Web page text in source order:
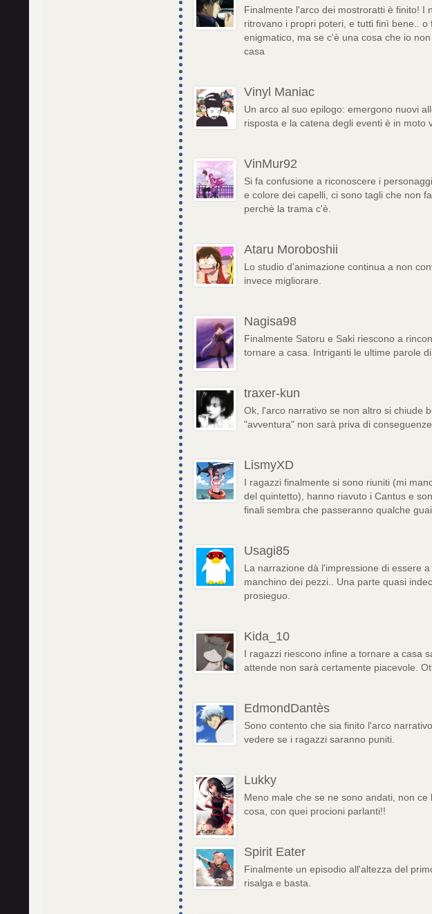
Finalmente l'arco dei mostroratti è finito! I
ritrovano i propri poteri, e tutti finì bene.. o
enigmatico, ma se c'è una cosa che io
casa
Vinyl Maniac
Un arco al suo epilogo: emergono nuovi
risposta e la catena degli eventi è in moto
VinMur92
Si fa confusione a riconoscere i
e colore dei capelli, ci sono tagli che non
perchè la trama c'è.
Ataru Moroboshii
Lo studio d'animazione continua a non
invece migliorare.
Nagisa98
Finalmente Satoru e Saki riescono a
tornare a casa. Intriganti le ultime parole di
traxer-kun
Ok, l'arco narrativo se non altro si chiude
"avventura" non sarà priva di
LismyXD
I ragazzi finalmente si sono riuniti (mi
del quintetto), hanno riavuto i Cantus e
finali sembra che passeranno qualche
Usagi85
La narrazione dà l'impressione di essere
manchino dei pezzi.. Una parte quasi
prosieguo.
Kida_10
I ragazzi riescono infine a tornare a casa
attende non sarà certamente piacevole.
EdmondDantès
Sono contento che sia finito l'arco
vedere se i ragazzi saranno puniti.
Lukky
Meno male che se ne sono andati, non
cosa, con quei procioni parlanti!!
Spirit Eater
Finalmente un episodio all'altezza del
risalga e basta.